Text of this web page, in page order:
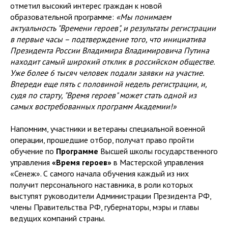
отметил высокий интерес граждан к новой
образовательной программе: «Мы понимаем
актуальность "Времени героев", и результаты регистрации
в первые часы – подтверждение того, что инициатива
Президента России Владимира Владимировича Путина
находит самый широкий отклик в российском обществе.
Уже более 6 тысяч человек подали заявки на участие.
Впереди еще пять с половиной недель регистрации, и,
судя по старту, "Время героев" может стать одной из
самых востребованных программ Академии!»
Напомним, участники и ветераны специальной военной
операции, прошедшие отбор, получат право пройти
обучение по Программе Высшей школы государственного
управления «Время героев» в Мастерской управления
«Сенеж». С самого начала обучения каждый из них
получит персонального наставника, в роли которых
выступят руководители Администрации Президента РФ,
члены Правительства РФ, губернаторы, мэры и главы
ведущих компаний страны.